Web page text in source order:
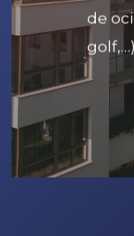
de
golf,…)